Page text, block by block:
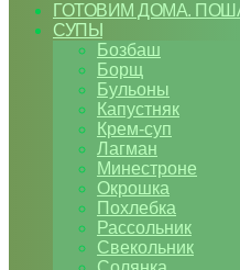
ГОТОВИМ ДОМА.
СУПЫ
Бозбаш
Борщ
Бульоны
Капустняк
Крем-суп
Лагман
Минестроне
Окрошка
Похлебка
Рассольник
Свекольник